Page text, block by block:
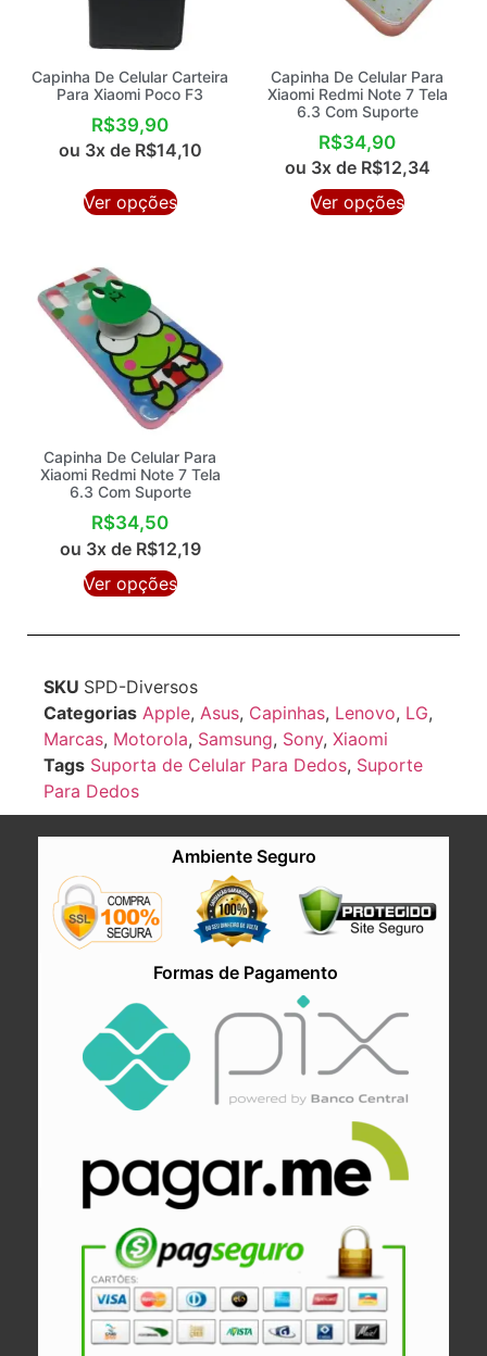
Capinha De Celular Carteira
Para Xiaomi Poco F3
R$39,90
ou 3x de R$14,10
Ver opções
Capinha De Celular Para
Xiaomi Redmi Note 7 Tela
6.3 Com Suporte
R$34,90
ou 3x de R$12,34
Ver opções
Capinha De Celular Para
Xiaomi Redmi Note 7 Tela
6.3 Com Suporte
R$34,50
ou 3x de R$12,19
Ver opções
SKU SPD-Diversos
Categorias Apple, Asus, Capinhas, Lenovo, LG,
Marcas, Motorola, Samsung, Sony, Xiaomi
Tags Suporta de Celular Para Dedos, Suporte
Para Dedos
Ambiente Seguro
Formas de Pagamento